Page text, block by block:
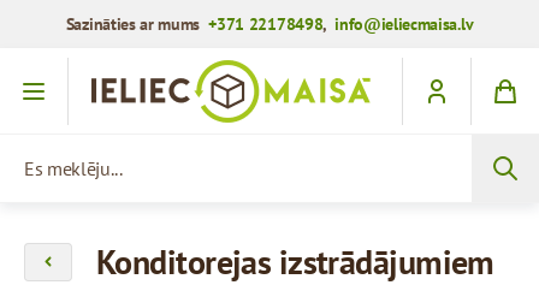
Sazināties ar mums+371 22178498,info@ieliecmaisa.lv
Iet uz saturu
Konditorejas izstrādājumiem